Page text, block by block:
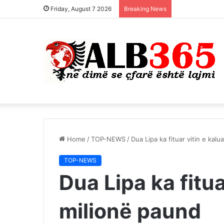
Friday, August 7 2026 Breaking News
Home /TOP-NEWS / Dua Lipa ka fituar vitin e
TOP-NEWS
Dua Lipa ka
milionë paund